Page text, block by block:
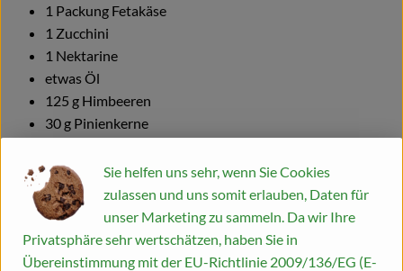
So geht's
Über uns
Veranstaltungen
1 Packung Fetakäse
1 Zucchini
1 Nektarine
etwas Öl
125 g Himbeeren
30 g Pinienkerne
2-4 EL Olivenöl
1 EL HImbeer- oder Apfelessig
1 Knoblauchzehe
1 kleine rote Zwiebel
etwas frisches Basilikum und Minze
Sie helfen uns sehr, wenn Sie Cookies
zulassen und uns somit erlauben, Daten für
unser Marketing zu sammeln. Da wir Ihre
Privatsphäre sehr wertschätzen, haben Sie in
Übereinstimmung mit der EU-Richtlinie 2009/136/EG (E-